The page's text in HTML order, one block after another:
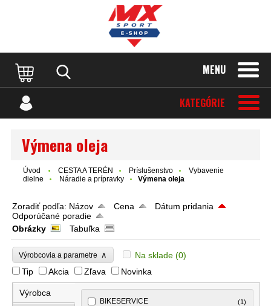
MENU
KATEGÓRIE
Výmena oleja
Úvod CESTA A TERÉN Príslušenstvo
Vybavenie
dielne
Náradie a prípravky Výmena oleja
Zoradiť podľa: Názov Cena
Dátum pridania
Odporúčané poradie
Obrázky
Tabuľka
Výrobcovia a parametre ∧ Na sklade (0)
Tip
Akcia Zľava Novinka
Výrobca
BIKESERVICE (1)